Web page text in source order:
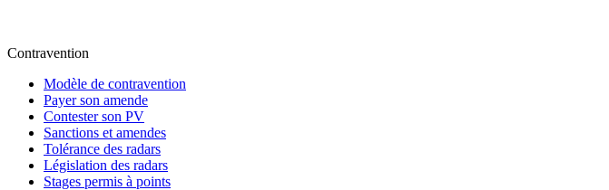
Contravention
Modèle de contravention
Payer son amende
Contester son PV
Sanctions et amendes
Tolérance des radars
Législation des radars
Stages permis à points